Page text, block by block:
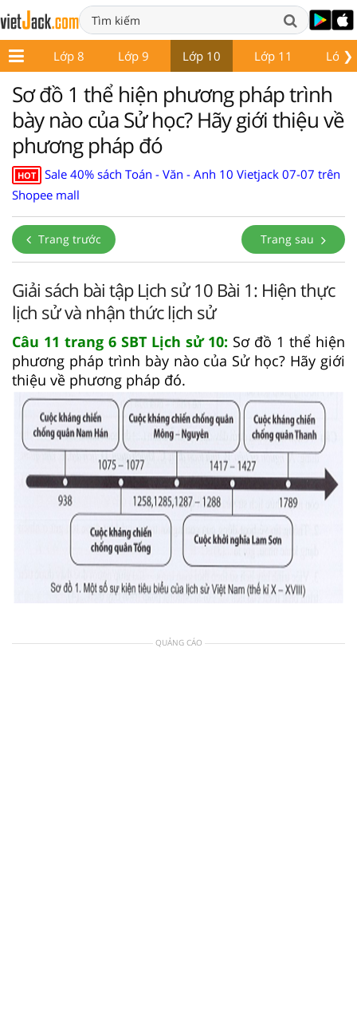
❯
7 Lớp 8 Lớp 9 Lớp 10 Lớp 11 Lớp
Sơ đồ 1 thể hiện phương pháp trình
bày nào của Sử học? Hãy giới thiệu về
phương pháp đó
HOT
Sale 40% sách Toán - Văn - Anh 10 Vietjack 07-07 trên
Shopee mall
Trang trước Trang sau
Giải sách bài tập Lịch sử 10 Bài 1: Hiện thực
lịch sử và nhận thức lịch sử
Câu 11 trang 6 SBT Lịch sử 10: Sơ đồ 1 thể hiện
phương pháp trình bày nào của Sử học? Hãy giới
thiệu về phương pháp đó.
QUẢNG CÁO